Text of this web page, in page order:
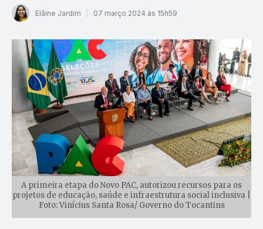
Elâine Jardim 07 março 2024 às 15h59
A primeira etapa do Novo PAC, autorizou recursos para os
projetos de educação, saúde e infraestrutura social inclusiva |
Foto: Vinícius Santa Rosa/ Governo do Tocantins